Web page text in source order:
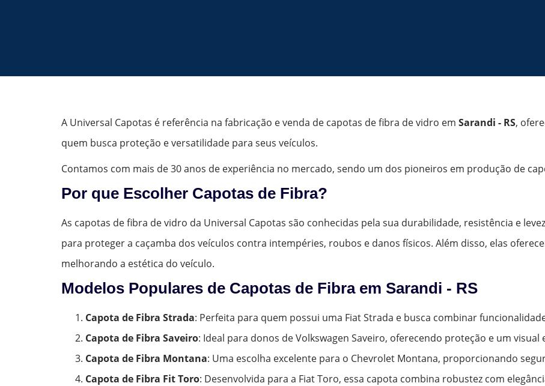
A Universal Capotas é referência na fabricação e venda de capotas de fibra de vidro em Sarandi - RS,
quem busca proteção e versatilidade para seus veículos.
Contamos com mais de 30 anos de experiência no mercado, sendo um dos pioneiros em produção de
Por que Escolher Capotas de Fibra?
As capotas de fibra de vidro da Universal Capotas são conhecidas pela sua durabilidade, resistência e
para proteger a caçamba dos veículos contra intempéries, roubos e danos físicos. Além disso, elas
melhorando a estética do veículo.
Modelos Populares de Capotas de Fibra em Sarandi - RS
Capota de Fibra Strada: Perfeita para quem possui uma Fiat Strada e busca combinar
Capota de Fibra Saveiro: Ideal para donos de Volkswagen Saveiro, oferecendo proteção e um visual
Capota de Fibra Montana: Uma escolha excelente para o Chevrolet Montana, proporcionando
Capota de Fibra Fit Toro: Desenvolvida para a Fiat Toro, essa capota combina robustez com